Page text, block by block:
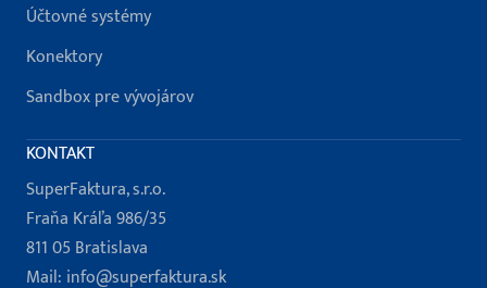
Účtovné systémy
Konektory
Sandbox pre vývojárov
KONTAKT
SuperFaktura, s.r.o.
Fraňa Kráľa 986/35
811 05 Bratislava
Mail: info@superfaktura.sk